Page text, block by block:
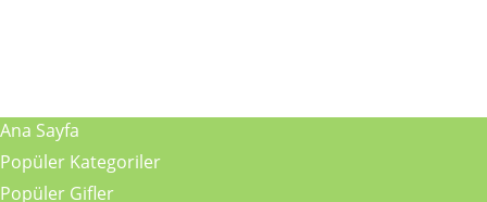
Ana Sayfa
Popüler Kategoriler
Popüler Gifler